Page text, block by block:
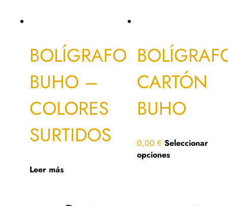
BOLÍGRAFO
BUHO –
COLORES
SURTIDOS
Leer más
CARTÓN
BUHO
0,00 € Seleccionar
opciones